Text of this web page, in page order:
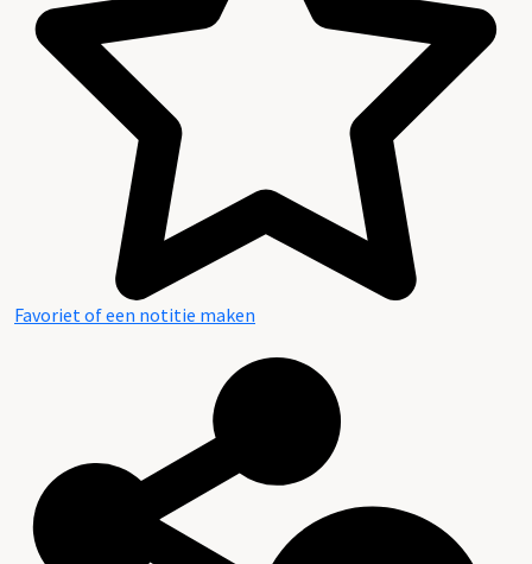
Favoriet of een notitie maken